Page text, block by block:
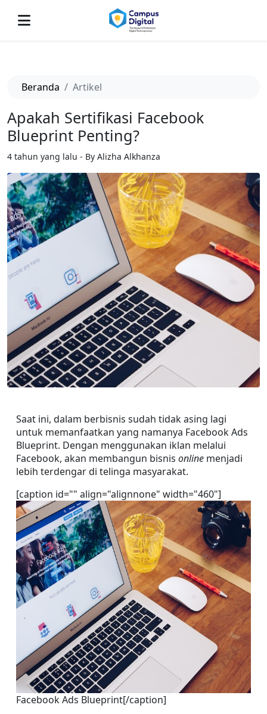
Beranda Artikel
Apakah Sertifikasi Facebook
Blueprint Penting?
4 tahun yang lalu - By Alizha Alkhanza
Saat ini, dalam berbisnis sudah tidak asing lagi
untuk memanfaatkan yang namanya Facebook Ads
Blueprint. Dengan menggunakan iklan melalui
Facebook, akan membangun bisnis online menjadi
lebih terdengar di telinga masyarakat.
[caption id="" align="alignnone" width="460"]
Facebook Ads Blueprint[/caption]